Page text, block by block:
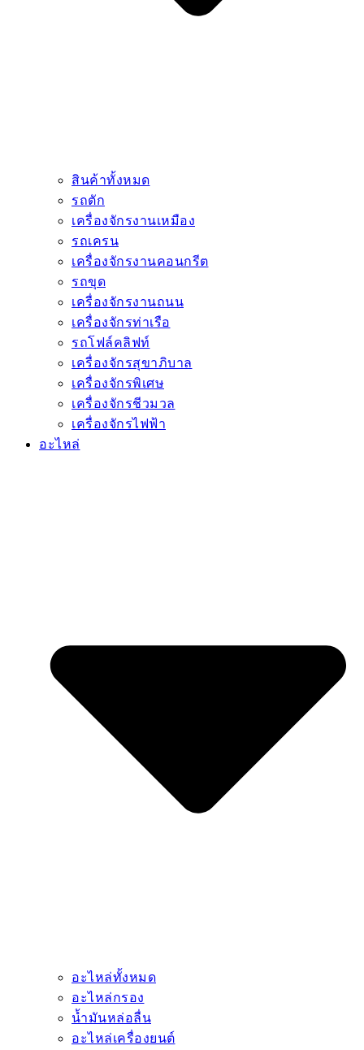
สินค้าทั้งหมด
รถตัก
เครื่องจักรงานเหมือง
รถเครน
เครื่องจักรงานคอนกรีต
รถขุด
เครื่องจักรงานถนน
เครื่องจักรท่าเรือ
รถโฟล์คลิฟท์
เครื่องจักรสุขาภิบาล
เครื่องจักรพิเศษ
เครื่องจักรชีวมวล
เครื่องจักรไฟฟ้า
อะไหล่
อะไหล่ทั้งหมด
อะไหล่กรอง
น้ำมันหล่อลื่น
อะไหล่เครื่องยนต์